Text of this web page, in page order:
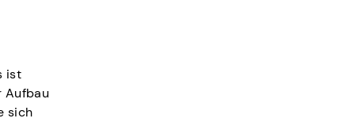
ist
Aufbau
sich